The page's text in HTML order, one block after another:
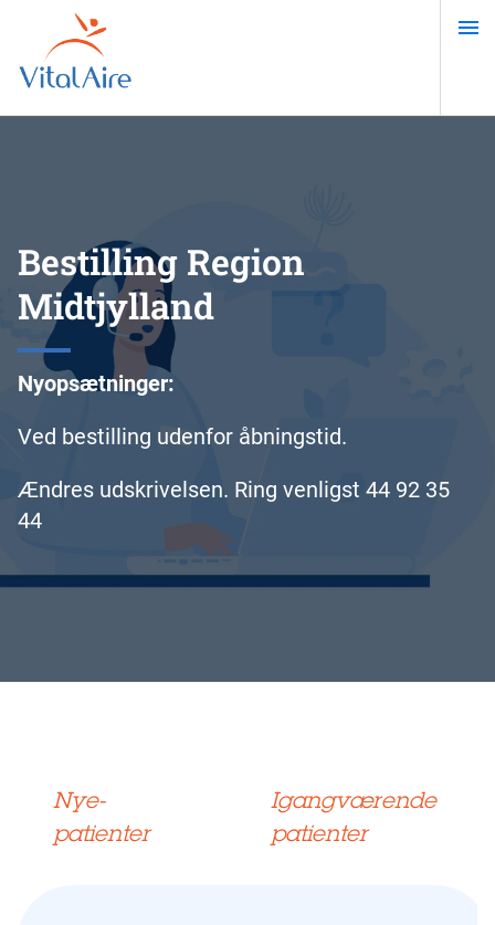
hovedindhold
Bestilling Region
Midtjylland
Nyopsætninger:
Ved bestilling udenfor åbningstid.
Ændres udskrivelsen. Ring venligst 44 92 35
44
Nye-
patienter
Igangværende
patienter